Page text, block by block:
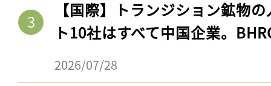
【国際】トランジション鉱物
ト10社はすべて中国企業。
2026/07/28